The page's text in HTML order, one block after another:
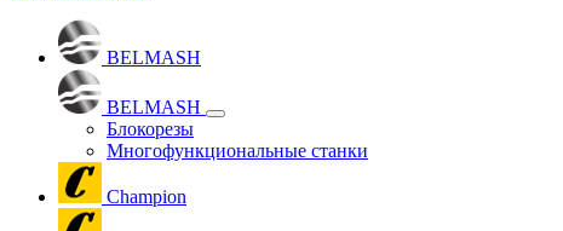
BELMASH
BELMASH
Блокорезы
Многофункциональные станки
Champion